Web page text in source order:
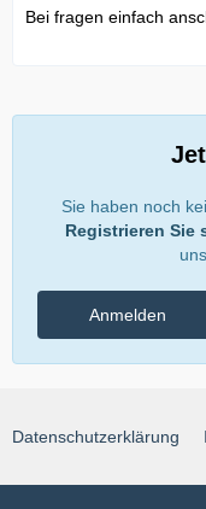
Bei fragen einfach
Sie haben noch
Registrieren Sie
Anmelden
Datenschutzerklärung